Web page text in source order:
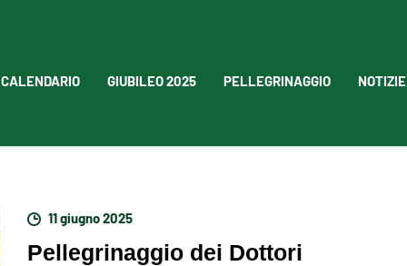
CALENDARIO GIUBILEO 2025 PELLEGRINAGGIO NOTIZIE
11 giugno 2025
Pellegrinaggio dei Dottori